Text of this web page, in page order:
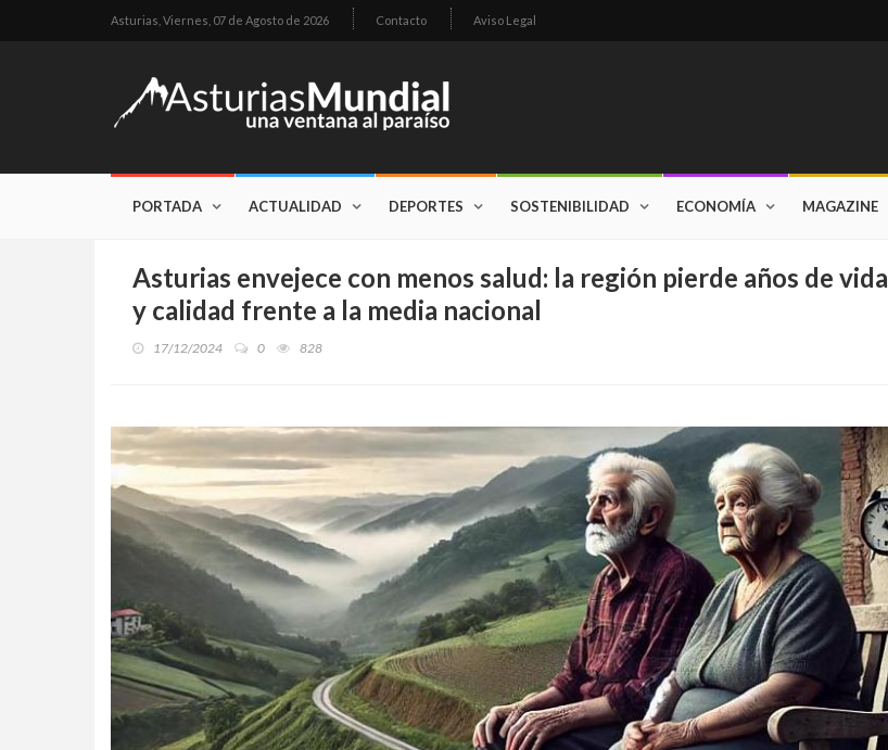
Asturias, Viernes, 07 de Agosto de 2026 Contacto Aviso Legal
PORTADA ACTUALIDAD DEPORTES SOSTENIBILIDAD ECONOMÍA MAGAZINE
Asturias envejece con menos salud: la región pierde años de vida
y calidad frente a la media nacional
17/12/2024 0 828